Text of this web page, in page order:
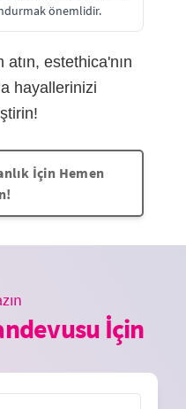
önemlidir.
atın, estethica'nın
hayallerinizi
İçin Hemen
İçin